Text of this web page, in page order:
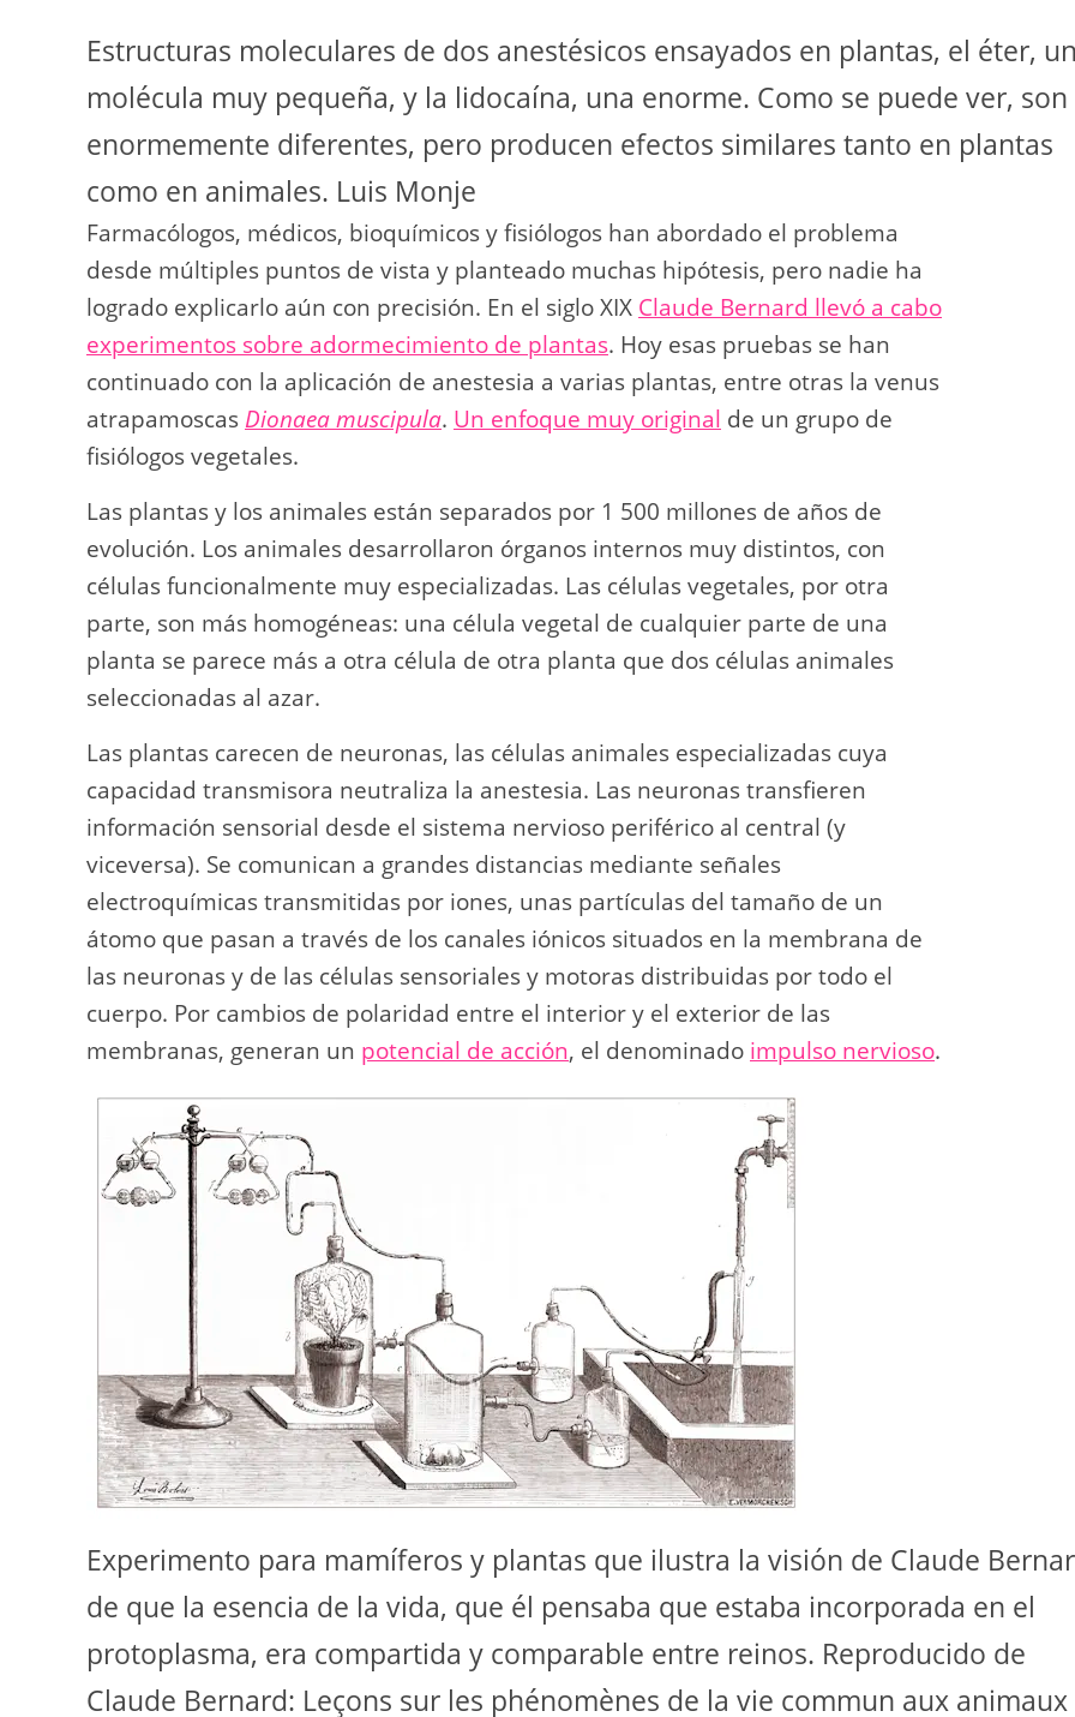
Estructuras moleculares de dos anestésicos ensayados en plantas, el éter,
molécula muy pequeña, y la lidocaína, una enorme. Como se puede ver, son
enormemente diferentes, pero producen efectos similares tanto en plantas
como en animales. Luis Monje
Farmacólogos, médicos, bioquímicos y fisiólogos han abordado el problema
desde múltiples puntos de vista y planteado muchas hipótesis, pero nadie ha
logrado explicarlo aún con precisión. En el siglo XIX Claude Bernard llevó a cabo
experimentos sobre adormecimiento de plantas. Hoy esas pruebas se han
continuado con la aplicación de anestesia a varias plantas, entre otras la venus
atrapamoscas Dionaea muscipula. Un enfoque muy original de un grupo de
fisiólogos vegetales.
Las plantas y los animales están separados por 1 500 millones de años de
evolución. Los animales desarrollaron órganos internos muy distintos, con
células funcionalmente muy especializadas. Las células vegetales, por otra
parte, son más homogéneas: una célula vegetal de cualquier parte de una
planta se parece más a otra célula de otra planta que dos células animales
seleccionadas al azar.
Las plantas carecen de neuronas, las células animales especializadas cuya
capacidad transmisora neutraliza la anestesia. Las neuronas transfieren
información sensorial desde el sistema nervioso periférico al central (y
viceversa). Se comunican a grandes distancias mediante señales
electroquímicas transmitidas por iones, unas partículas del tamaño de un
átomo que pasan a través de los canales iónicos situados en la membrana de
las neuronas y de las células sensoriales y motoras distribuidas por todo el
cuerpo. Por cambios de polaridad entre el interior y el exterior de las
membranas, generan un potencial de acción, el denominado impulso nervioso.
Experimento para mamíferos y plantas que ilustra la visión de Claude
de que la esencia de la vida, que él pensaba que estaba incorporada en el
protoplasma, era compartida y comparable entre reinos. Reproducido de
Claude Bernard: Leçons sur les phénomènes de la vie commun aux animaux